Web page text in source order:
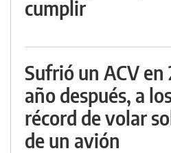
cumplir
Sufrió un ACV en
año después, a
récord de volar
de un avión